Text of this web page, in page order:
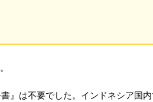
』は不要でした。インドネシア国